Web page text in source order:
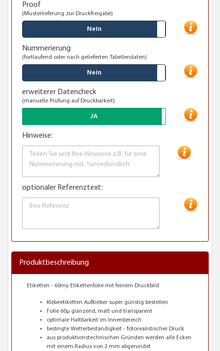
Proof
(Musterlieferung zur Druckfreigabe)
Nein
Nummerierung
(fortlaufend oder nach gelieferten Tabellendaten)
Nein
erweiterer Datencheck
(manuelle Prüfung auf Druckbarkeit)
JA
Hinweise:
optionaler Referenztext:
Produktbeschreibung
Etiketten - 60my Etikettenfolie mit feinem Druckbild
Klebeetiketten Aufkleber super günstig bestellen
Folie 60µ glänzend, matt und transparent
optimale Haltbarkeit im Innenbereich
bedingte Wetterbeständigkeit - fotorealistischer Druck
aus produktionstechnischen Gründen werden alle Ecken
mit einem Radius von 2 mm abgerundet